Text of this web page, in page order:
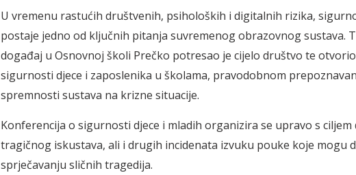
U vremenu rastućih društvenih, psiholoških i digitalnih rizika,
postaje jedno od ključnih pitanja suvremenog obrazovnog sustava.
događaj u Osnovnoj školi Prečko potresao je cijelo društvo te
sigurnosti djece i zaposlenika u školama, pravodobnom
spremnosti sustava na krizne situacije.
Konferencija o sigurnosti djece i mladih organizira se upravo s ciljem
tragičnog iskustava, ali i drugih incidenata izvuku pouke koje mogu
sprječavanju sličnih tragedija.